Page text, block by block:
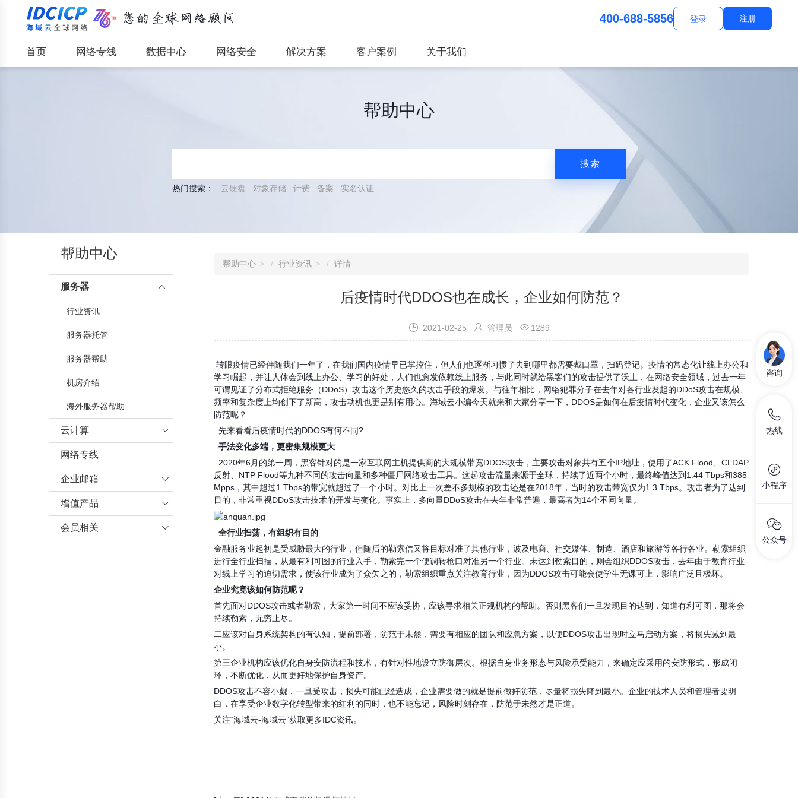
400-688-5856 登录 注册
首页 网络专线 数据中心 网络安全 解决方案 客户案例 关于我们
帮助中心
搜索
热门搜索： 云硬盘 对象存储 计费 备案 实名认证
帮助中心
服务器 
行业资讯
服务器托管
服务器帮助
机房介绍
海外服务器帮助
云计算 
云服务器
网络专线
企业邮箱 
企业邮箱帮助
增值产品 
增值业务帮助
会员相关 
帮助中心 行业资讯 详情
后疫情时代DDOS也在成长，企业如何防范？
 2021-02-25  管理员  1289
转眼疫情已经伴随我们一年了，在我们国内疫情早已掌控住，但人们也逐渐习惯了去到哪里都需要戴口罩，扫码登记。疫情的常态化让线上办公和
学习崛起，并让人体会到线上办公、学习的好处，人们也愈发依赖线上服务，与此同时就给黑客们的攻击提供了沃土，在网络安全领域，过去一年
可谓见证了分布式拒绝服务（DDoS）攻击这个历史悠久的攻击手段的爆发。与往年相比，网络犯罪分子在去年对各行业发起的DDoS攻击在规模、
频率和复杂度上均创下了新高，攻击动机也更是别有用心。 海域云小编今天就来和大家分享一下， DDOS是如何在后疫情时代变化，企业又该怎么
防范呢？
先来看看后疫情时代的DDOS有何不同?
手法变化多端，更密集规模更大
2020年6 月的第一周，黑客针对的是一家互联网主机提供商的大规模带宽DDOS攻击，主要攻击对象共有五个IP地址，使用了ACK Flood
CLDAP
反射、 NTP Flood等九种不同的攻击向量和多种僵尸网络攻击工具。这起攻击流量来源于全球，持续了近两个小时，最终峰值达到 1.44 Tbps和385
Mpps ，其中超过1 Tbps的带宽就超过了一个小时。对比上一次差不多规模的攻击还是在2018年，当时的攻击带宽仅为1.3 Tbps。攻击者为了达到
目的，非常重视DDoS攻击技术的开发与变化。事实上，多向量DDoS攻击在去年非常普遍，最高者为14个不同向量。
全行业扫荡，有组织有目的
金融服务业起初是受威胁最大的行业，但随后的勒索信又将目标对准了其他行业，波及电商、社交媒体、制造、酒店和旅游等各行各业。勒索组织
进行全行业扫描，从最有利可图的行业入手，勒索完一个便调转枪口对准另一个行业。 未达到勒索目的，则会组织DDOS攻击 ，去年由于教育行业
对线上学习的迫切需求，使该行业成为了众矢之的，勒索组织重点关注教育行业，因为DDOS攻击可能会使学生无课可上，影响广泛且极坏。
企业究竟该如何防范呢？
首先面对DDOS攻击或者勒索，大家第一时间不应该妥协，应该寻求相关正规机构的帮助。否则黑客们一旦发现目的达到，知道有利可图，那将会
持续勒索，无穷止尽。
二应该对自身系统架构的有认知，提前部署，防范于未然，需要有相应的团队和应急方案，以便DDOS攻击出现时立马启动方案，将损失减到最
小。
第三企业机构应该优化自身安防流程和技术，有针对性地设立防御层次。根据自身业务形态与风险承受能力，来确定应采用的安防形式，形成闭
环，不断优化，从而更好地保护自身资产。
DDOS攻击不容小觑，一旦受攻击，损失可能已经造成，企业需要做的就是提前做好防范，尽量将损失降到最小。企业的技术人员和管理者要明
白，在享受企业数字化转型带来的红利的同时，也不能忘记，风险时刻存在，防范于未然才是正道。
关注“海域云-海域云”获取更多IDC资讯。
咨询
热线
小程序
公众号